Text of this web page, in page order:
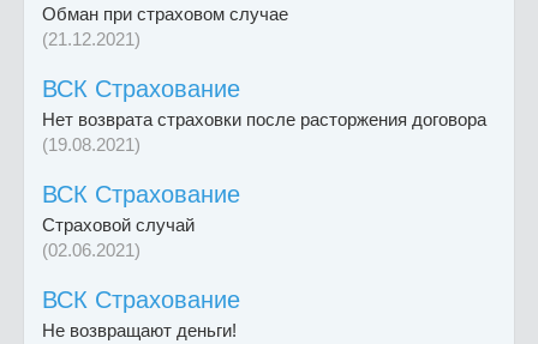
Обман при страховом случае
(21.12.2021)
ВСК Страхование
Нет возврата страховки после расторжения договора
(19.08.2021)
ВСК Страхование
Страховой случай
(02.06.2021)
ВСК Страхование
Не возвращают деньги!